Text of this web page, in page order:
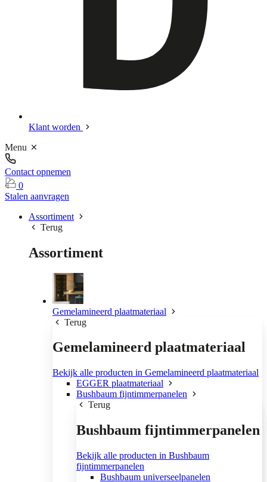
Klant worden
Menu
Contact opnemen
0
Stalen aanvragen
Assortiment
Terug
Assortiment
Gemelamineerd plaatmateriaal
Terug
Gemelamineerd plaatmateriaal
Bekijk alle producten in Gemelamineerd plaatmateriaal
EGGER plaatmateriaal
Bushbaum fijntimmerpanelen
Terug
Bushbaum fijntimmerpanelen
Bekijk alle producten in Bushbaum
fijntimmerpanelen
Bushbaum universeelpanelen